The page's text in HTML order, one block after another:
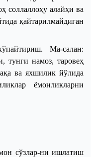
соллаллоҳу алайҳи ва
қайтарилмайдиган
Ма-салан:
тунги намоз, таровеҳ
ва яхшилик йўлида
ёмонликларни
сўзлар-ни ишлатиш